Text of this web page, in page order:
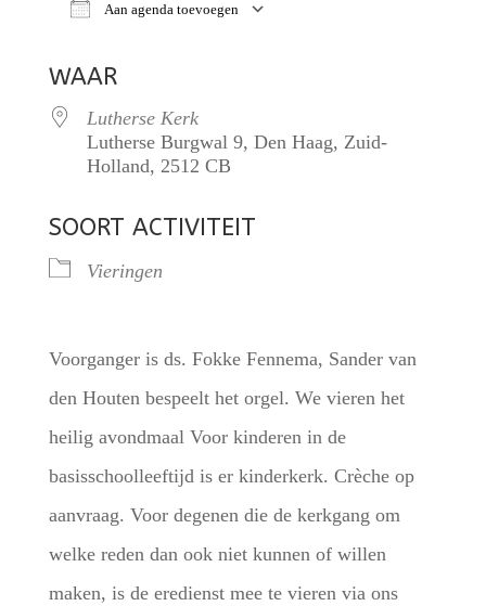
Aan agenda toevoegen
WAAR
Lutherse Kerk
Lutherse Burgwal 9, Den Haag, Zuid-
Holland, 2512 CB
SOORT ACTIVITEIT
Vieringen
Voorganger is ds. Fokke Fennema, Sander van
den Houten bespeelt het orgel. We vieren het
heilig avondmaal Voor kinderen in de
basisschoolleeftijd is er kinderkerk. Crèche op
aanvraag. Voor degenen die de kerkgang om
welke reden dan ook niet kunnen of willen
maken, is de eredienst mee te vieren via ons